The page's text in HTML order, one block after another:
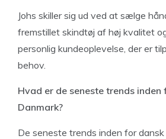
Johs skiller sig ud ved at sælge
fremstillet skindtøj af høj kvalitet
personlig kundeoplevelse, der er
behov.
Hvad er de seneste trends inden
Danmark?
De seneste trends inden for